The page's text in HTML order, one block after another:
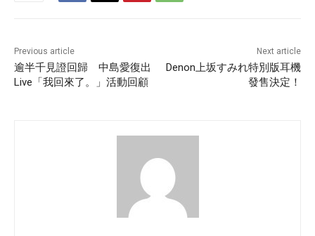
Previous article
逾半千見證回歸 中島愛復出
Live「我回來了。」活動回顧
Next article
Denon上坂すみれ特別版耳機
發售決定！